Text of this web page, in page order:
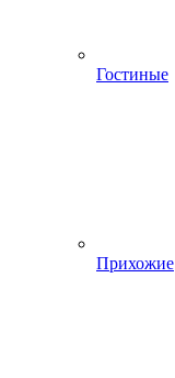
Гостиные
Прихожие